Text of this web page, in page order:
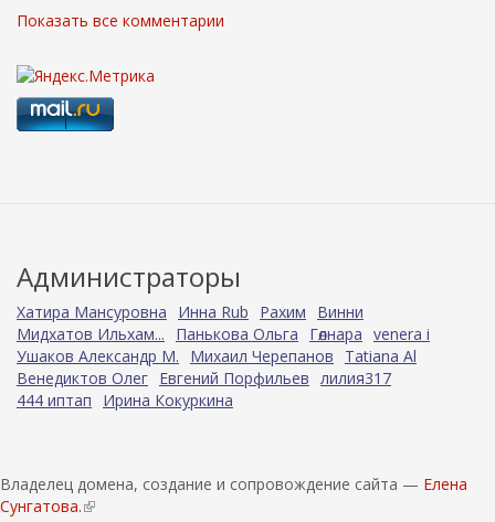
Показать все комментарии
Администраторы
Хатира Мансуровна Инна Rub Рахим
Винни
Мидхатов Ильхам...
Панькова Ольга Гөлнара venera i
Ушаков Александр М.
Михаил Черепанов
Tatiana Al
Венедиктов Олег Евгений Порфильев лилия317
444 иптап
Ирина Кокуркина
Владелец домена, создание и сопровождение сайта — Елена
Сунгатова.(